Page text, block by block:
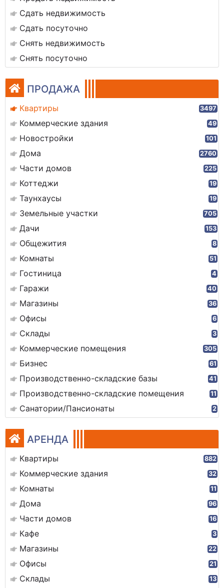
Сдать недвижимость
Сдать посуточно
Снять недвижимость
Снять посуточно
ПРОДАЖА
Квартиры 3497
Коммерческие здания 49
Новостройки 101
Дома 2760
Части домов 225
Коттеджи 19
Таунхаусы 19
Земельные участки 705
Дачи 153
Общежития 8
Комнаты 51
Гостиница 4
Гаражи 40
Магазины 36
Офисы 6
Склады 3
Коммерческие помещения 305
Бизнес 61
Производственно-складские базы 41
Производственно-складские помещения 11
Санатории/Пансионаты 2
АРЕНДА
Квартиры 882
Коммерческие здания 32
Комнаты 11
Дома 96
Части домов 16
Кафе 3
Магазины 22
Офисы 21
Склады 13